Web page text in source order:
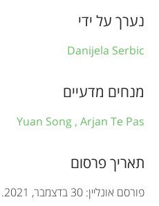
f
o
m
a
i
o
נערך על ידי
Danijela Serbic
מנחים מדעיים
Yuan Song , Arjan Te Pas
תאריך פרסום
פורסם אונליין: 30 בדצמבר, 2021.